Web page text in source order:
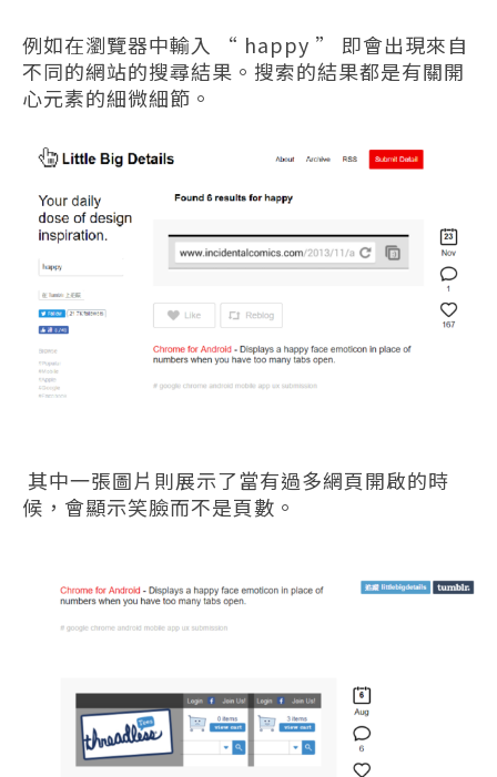
例如在瀏覽器中輸入 “ happy ” 即會出現來自
不同的網站的搜尋結果。搜索的結果都是有關開
心元素的細微細節。
其中一張圖片則展示了當有過多網頁開啟的時
候，會顯示笑臉而不是頁數。